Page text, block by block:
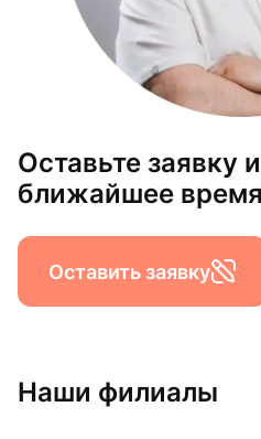
Оставьте
ближайшее время
Оставить заявку
Наши филиалы